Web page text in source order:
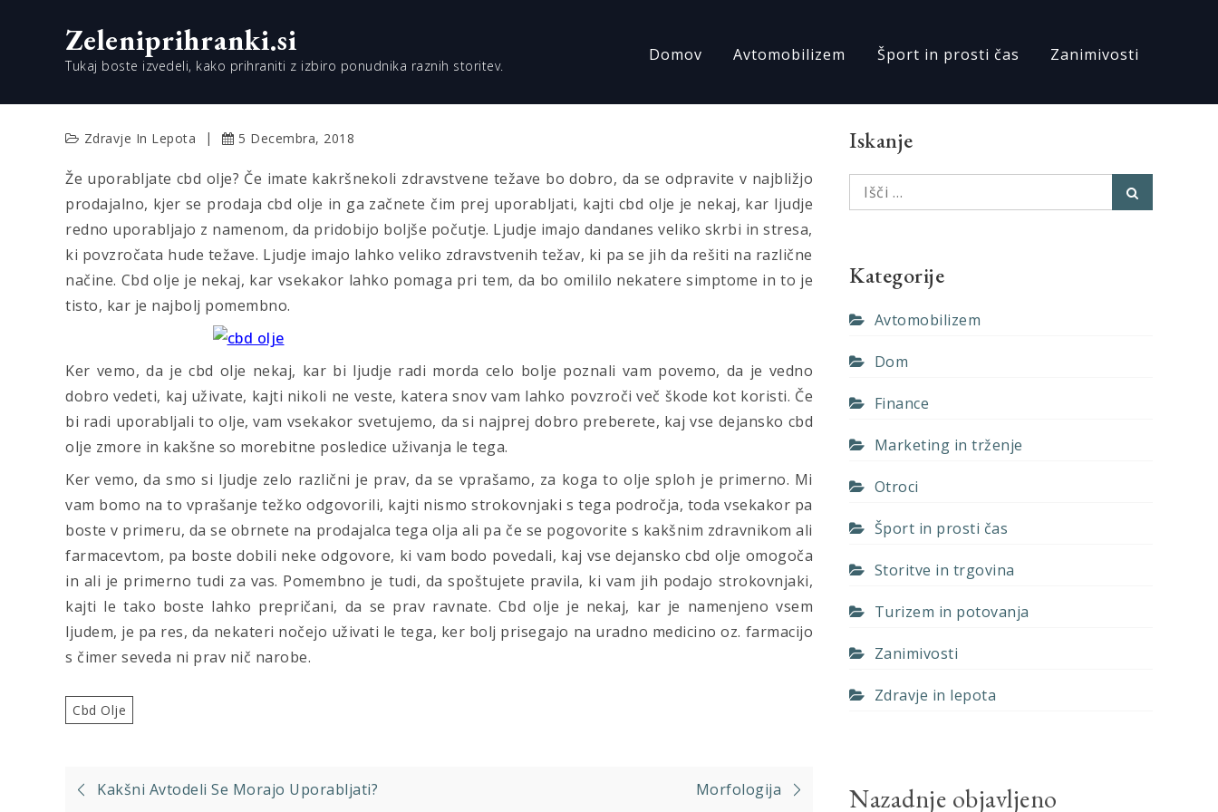
Zeleniprihranki.si
Tukaj boste izvedeli, kako prihraniti z izbiro ponudnika raznih storitev.
Domov Avtomobilizem Šport in prosti čas Zanimivosti
Zdravje In Lepota 5 Decembra, 2018
Že uporabljate cbd olje? Če imate kakršnekoli zdravstvene težave bo dobro, da se odpravite v najbližjo
prodajalno, kjer se prodaja cbd olje in ga začnete čim prej uporabljati, kajti cbd olje je nekaj, kar ljudje
redno uporabljajo z namenom, da pridobijo boljše počutje. Ljudje imajo dandanes veliko skrbi in stresa,
ki povzročata hude težave. Ljudje imajo lahko veliko zdravstvenih težav, ki pa se jih da rešiti na različne
načine. Cbd olje je nekaj, kar vsekakor lahko pomaga pri tem, da bo omililo nekatere simptome in to je
tisto, kar je najbolj pomembno.
Ker vemo, da je cbd olje nekaj, kar bi ljudje radi morda celo bolje poznali vam povemo, da je vedno
dobro vedeti, kaj uživate, kajti nikoli ne veste, katera snov vam lahko povzroči več škode kot koristi. Če
bi radi uporabljali to olje, vam vsekakor svetujemo, da si najprej dobro preberete, kaj vse dejansko cbd
olje zmore in kakšne so morebitne posledice uživanja le tega.
Ker vemo, da smo si ljudje zelo različni je prav, da se vprašamo, za koga to olje sploh je primerno. Mi
vam bomo na to vprašanje težko odgovorili, kajti nismo strokovnjaki s tega področja, toda vsekakor pa
boste v primeru, da se obrnete na prodajalca tega olja ali pa če se pogovorite s kakšnim zdravnikom ali
farmacevtom, pa boste dobili neke odgovore, ki vam bodo povedali, kaj vse dejansko cbd olje omogoča
in ali je primerno tudi za vas. Pomembno je tudi, da spoštujete pravila, ki vam jih podajo strokovnjaki,
kajti le tako boste lahko prepričani, da se prav ravnate. Cbd olje je nekaj, kar je namenjeno vsem
ljudem, je pa res, da nekateri nočejo uživati le tega, ker bolj prisegajo na uradno medicino oz. farmacijo
s čimer seveda ni prav nič narobe.
Cbd Olje
Navigacija
Kakšni Avtodeli Se Morajo Uporabljati? Morfologija
Iskanje
Išči:
Kategorije
Avtomobilizem
Dom
Finance
Marketing in trženje
Otroci
Šport in prosti čas
Storitve in trgovina
Turizem in potovanja
Zanimivosti
Zdravje in lepota
Nazadnje objavljeno